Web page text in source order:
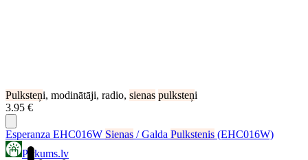
Pulksteņi, modinātāji, radio, sienas pulksteņi
3.95 €
Esperanza EHC016W Sienas / Galda Pulkstenis (EHC016W)
Pirkums.lv